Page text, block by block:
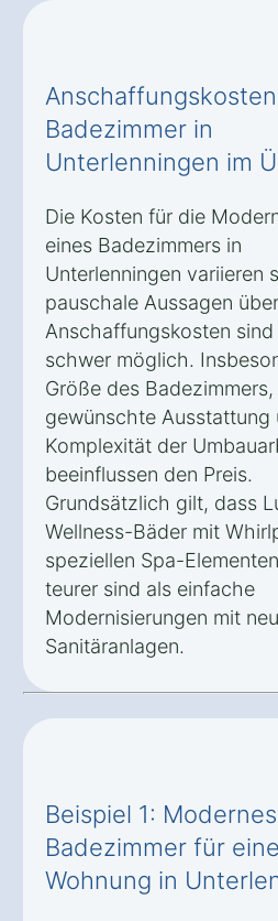
Badezimmer in
Unterlenningen im
Die Kosten für die
eines Badezimmers in
Unterlenningen variieren
pauschale Aussagen
Anschaffungskosten
schwer möglich.
Größe des
gewünschte Ausstattung
Komplexität der
beeinflussen den Preis.
Grundsätzlich gilt, dass
Wellness-Bäder mit
speziellen Spa-
teurer sind als einfache
Modernisierungen mit
Sanitäranlagen.
Beispiel 1: Modernes
Badezimmer für
Wohnung in